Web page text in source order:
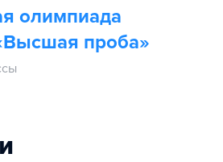
олимпиада
проба»